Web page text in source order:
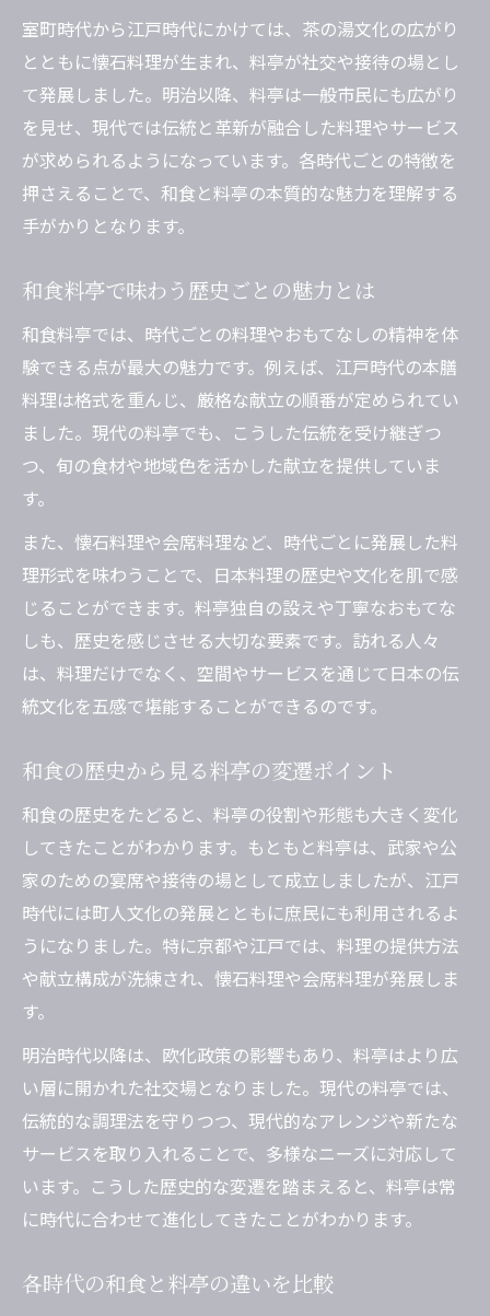
室町時代から江戸時代にかけては、茶の湯文化の広がり
とともに懐石料理が生まれ、料亭が社交や接待の場とし
て発展しました。明治以降、料亭は一般市民にも広がり
を見せ、現代では伝統と革新が融合した料理やサービス
が求められるようになっています。各時代ごとの特徴を
押さえることで、和食と料亭の本質的な魅力を理解する
手がかりとなります。
和食料亭で味わう歴史ごとの魅力とは
和食料亭では、時代ごとの料理やおもてなしの精神を体
験できる点が最大の魅力です。例えば、江戸時代の本膳
料理は格式を重んじ、厳格な献立の順番が定められてい
ました。現代の料亭でも、こうした伝統を受け継ぎつ
つ、旬の食材や地域色を活かした献立を提供していま
す。
また、懐石料理や会席料理など、時代ごとに発展した料
理形式を味わうことで、日本料理の歴史や文化を肌で感
じることができます。料亭独自の設えや丁寧なおもてな
しも、歴史を感じさせる大切な要素です。訪れる人々
は、料理だけでなく、空間やサービスを通じて日本の伝
統文化を五感で堪能することができるのです。
和食の歴史から見る料亭の変遷ポイント
和食の歴史をたどると、料亭の役割や形態も大きく変化
してきたことがわかります。もともと料亭は、武家や公
家のための宴席や接待の場として成立しましたが、江戸
時代には町人文化の発展とともに庶民にも利用されるよ
うになりました。特に京都や江戸では、料理の提供方法
や献立構成が洗練され、懐石料理や会席料理が発展しま
す。
明治時代以降は、欧化政策の影響もあり、料亭はより広
い層に開かれた社交場となりました。現代の料亭では、
伝統的な調理法を守りつつ、現代的なアレンジや新たな
サービスを取り入れることで、多様なニーズに対応して
います。こうした歴史的な変遷を踏まえると、料亭は常
に時代に合わせて進化してきたことがわかります。
各時代の和食と料亭の違いを比較